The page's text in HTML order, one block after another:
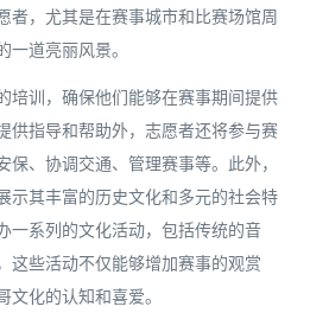
者，尤其是在赛事城市和比赛场馆周
道亮丽风景。
培训，确保他们能够在赛事期间提供
供指导和帮助外，志愿者还将参与赛
、协调交通、管理赛事等。此外，
示其丰富的历史文化和多元的社会特
一系列的文化活动，包括传统的音
这些活动不仅能够增加赛事的观赏
化的认知和喜爱。